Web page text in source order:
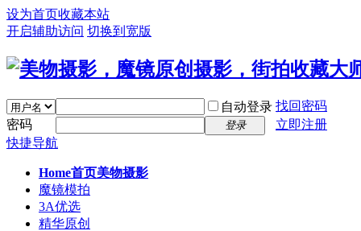
设为首页收藏本站
开启辅助访问 切换到宽版
自动登录 找回密码
密码
登录
立即注册
快捷导航
Home首页美物摄影
魔镜模拍
3A优选
精华原创